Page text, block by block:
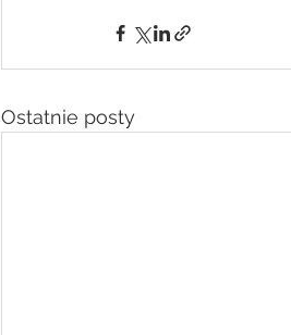
Ostatnie posty